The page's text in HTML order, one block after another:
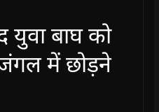
बाघ को
में छोड़ने